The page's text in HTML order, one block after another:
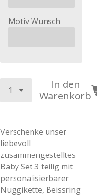
Motiv Wunsch
In den
Warenkorb
Verschenke unser
liebevoll
zusammengestelltes
Baby Set 3‑teilig mit
personalisierbarer
Nuggikette, Beissring